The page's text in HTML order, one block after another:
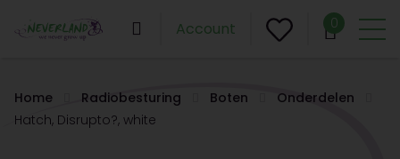
Account 0
Home Radiobesturing Boten
Onderdelen
Hatch, Disrupto?, white